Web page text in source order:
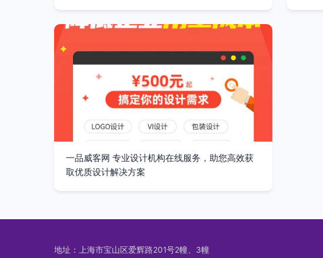
一品威客网 专业设计机构在线服务，助您高效获
取优质设计解决方案
地址：上海市宝山区爱辉路201号2幢、3幢